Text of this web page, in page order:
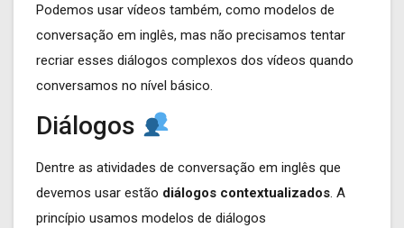
Podemos usar vídeos também, como modelos de
conversação em inglês, mas não precisamos tentar
recriar esses diálogos complexos dos vídeos quando
conversamos no nível básico.
Diálogos
Dentre as atividades de conversação em inglês que
devemos usar estão diálogos contextualizados. A
princípio usamos modelos de diálogos